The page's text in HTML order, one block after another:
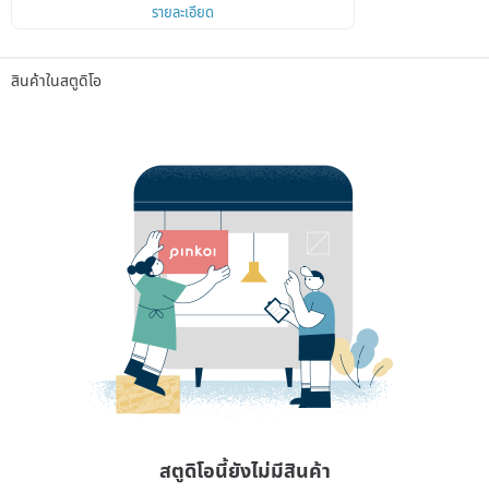
รายละเอียด
สินค้าในสตูดิโอ
สตูดิโอนี้ยังไม่มีสินค้า